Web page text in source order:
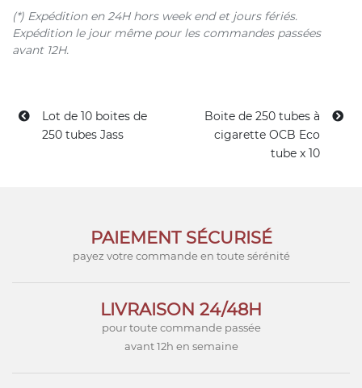
(*) Expédition en 24H hors week end et jours fériés.
Expédition le jour même pour les commandes passées
avant 12H.
Lot de 10 boites de
250 tubes Jass
Boite de 250 tubes à
cigarette OCB Eco
tube x 10
PAIEMENT SÉCURISÉ
payez votre commande en toute sérénité
LIVRAISON 24/48H
pour toute commande passée
avant 12h en semaine